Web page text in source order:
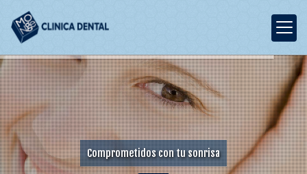
Comprometidos con tu sonrisa